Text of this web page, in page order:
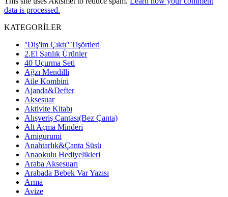
data is processed.
KATEGORİLER
''Diş'im Çıktı'' Tişörtleri
2.El Satılık Ürünler
40 Uçurma Seti
Ağzı Mendilli
Aile Kombini
Ajanda&Defter
Aksesuar
Aktivite Kitabı
Alışveriş Çantası(Bez Çanta)
Alt Açma Minderi
Amigurumi
Anahtarlık&Çanta Süsü
Anaokulu Hediyelikleri
Araba Aksesuarı
Arabada Bebek Var Yazısı
Arma
Avize